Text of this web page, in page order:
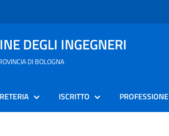
DEGLI INGEGNERI
DI BOLOGNA
ISCRITTO PROFESSIONE